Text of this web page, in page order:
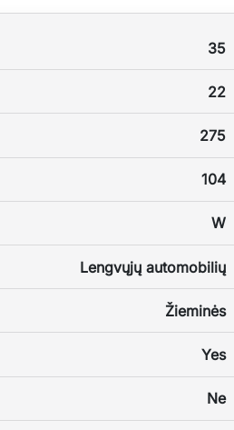
35
22
275
104
W
Lengvųjų automobilių
Žieminės
Yes
Ne